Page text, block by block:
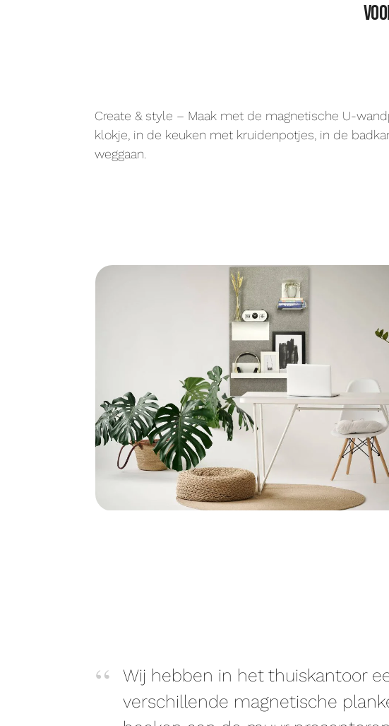
Create & style – Maak met de magnetische U-
klokje, in de keuken met kruidenpotjes, in de
weggaan.
Wij hebben in het thuiskantoor
verschillende magnetische